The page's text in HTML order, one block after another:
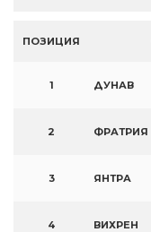
ПОЗИЦИЯ
1 ДУНАВ
2 ФРАТРИЯ
3 ЯНТРА
4 ВИХРЕН